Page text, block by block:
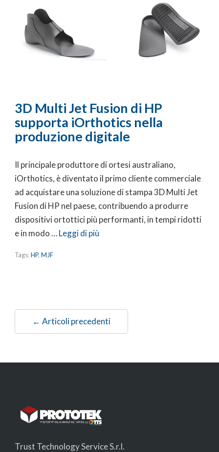
3D Multi Jet Fusion di HP
supporta iOrthotics nella
produzione digitale
Il principale produttore di ortesi australiano,
iOrthotics, è diventato il primo cliente commerciale
ad acquistare una soluzione di stampa 3D Multi Jet
Fusion di HP nel paese, contribuendo a produrre
dispositivi ortottici più performanti, in tempi ridotti
e in modo …Leggi di più
Tags:HP, MJF
← Articoli precedenti
Trust Technology Service S.r.l.